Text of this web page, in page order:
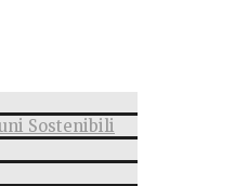
Sostenibili